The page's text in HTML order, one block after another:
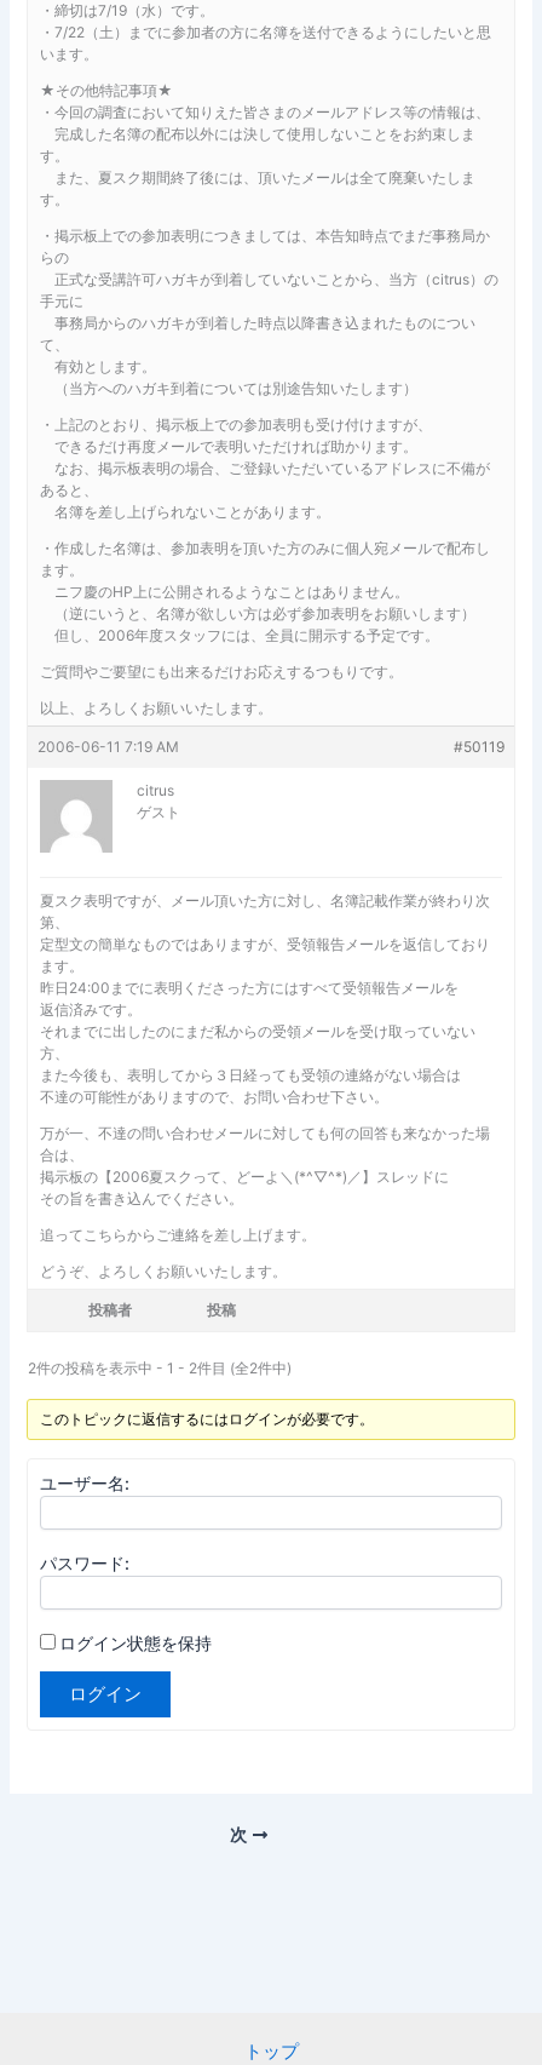
・締切は7/19（水）です。
・7/22（土）までに参加者の方に名簿を送付できるようにしたいと思
います。
★その他特記事項★
・今回の調査において知りえた皆さまのメールアドレス等の情報は、
完成した名簿の配布以外には決して使用しないことをお約束しま
す。
また、夏スク期間終了後には、頂いたメールは全て廃棄いたしま
す。
・掲示板上での参加表明につきましては、本告知時点でまだ事務局か
らの
正式な受講許可ハガキが到着していないことから、当方（citrus）の
手元に
事務局からのハガキが到着した時点以降書き込まれたものについ
て、
有効とします。
（当方へのハガキ到着については別途告知いたします）
・上記のとおり、掲示板上での参加表明も受け付けますが、
できるだけ再度メールで表明いただければ助かります。
なお、掲示板表明の場合、ご登録いただいているアドレスに不備が
あると、
名簿を差し上げられないことがあります。
・作成した名簿は、参加表明を頂いた方のみに個人宛メールで配布し
ます。
ニフ慶のHP上に公開されるようなことはありません。
（逆にいうと、名簿が欲しい方は必ず参加表明をお願いします）
但し、2006年度スタッフには、全員に開示する予定です。
ご質問やご要望にも出来るだけお応えするつもりです。
以上、よろしくお願いいたします。
2006-06-11 7:19 AM #50119
citrus
ゲスト
夏スク表明ですが、メール頂いた方に対し、名簿記載作業が終わり次
第、
定型文の簡単なものではありますが、受領報告メールを返信しており
ます。
昨日24:00までに表明くださった方にはすべて受領報告メールを
返信済みです。
それまでに出したのにまだ私からの受領メールを受け取っていない
方、
また今後も、表明してから３日経っても受領の連絡がない場合は
不達の可能性がありますので、お問い合わせ下さい。
万が一、不達の問い合わせメールに対しても何の回答も来なかった場
合は、
掲示板の【2006夏スクって、どーよ＼(*^▽^*)／】スレッドに
その旨を書き込んでください。
追ってこちらからご連絡を差し上げます。
どうぞ、よろしくお願いいたします。
投稿者 投稿
2件の投稿を表示中 - 1 - 2件目 (全2件中)
このトピックに返信するにはログインが必要です。
ユーザー名:
パスワード:
ログイン状態を保持
ログイン
次
トップ